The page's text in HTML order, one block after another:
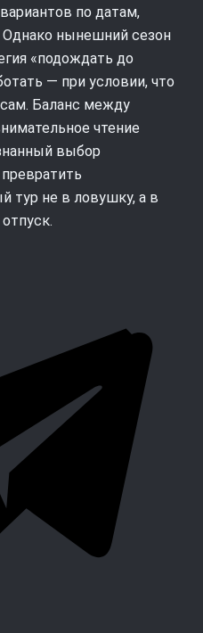
по датам,
Однако нынешний сезон
«подождать до
— при условии, что
Баланс между
чтение
выбор
тур не в ловушку, а в